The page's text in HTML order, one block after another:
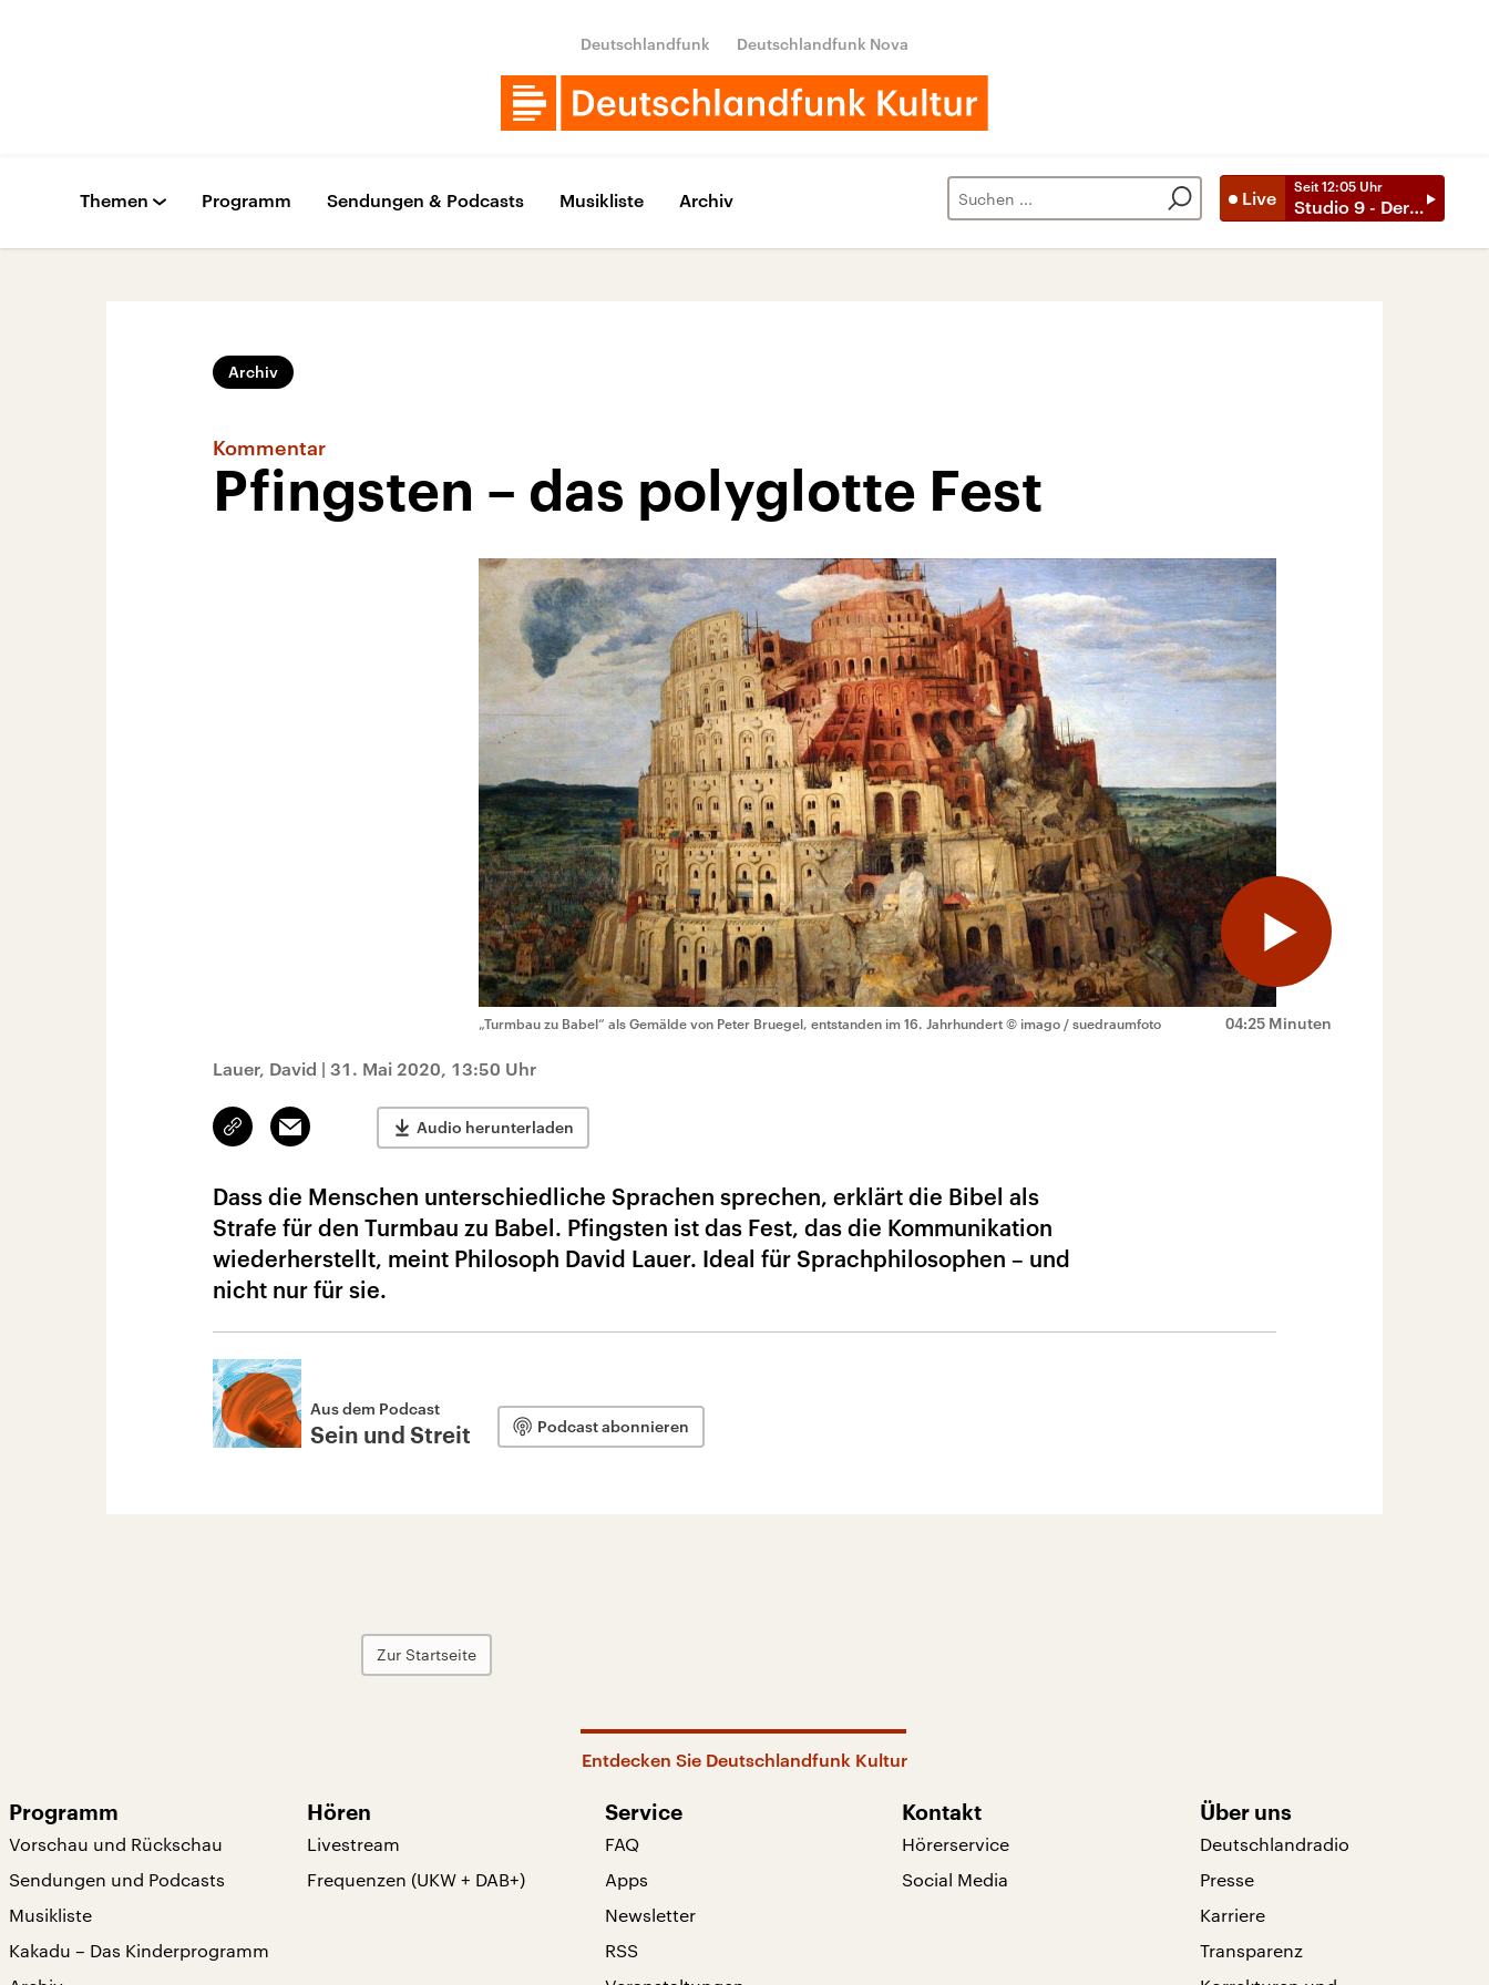
Deutschlandfunk Deutschlandfunk Nova
Live
Seit 12:05 Uhr
Studio 9 - Der Tag mit
Themen Programm Sendungen & Podcasts Musikliste Archiv
Archiv
Kommentar
Pfingsten – das polyglotte Fest
04:25 Minuten
„Turmbau zu Babel“ als Gemälde von Peter Bruegel, entstanden im 16. Jahrhundert © imago / suedraumfoto
Lauer, David | 31. Mai 2020, 13:50 Uhr
Link
kopieren/teilen
Email Audio herunterladen
Dass die Menschen unterschiedliche Sprachen sprechen, erklärt die Bibel als
Strafe für den Turmbau zu Babel. Pfingsten ist das Fest, das die Kommunikation
wiederherstellt, meint Philosoph David Lauer. Ideal für Sprachphilosophen – und
nicht nur für sie.
Aus dem Podcast
Sein und Streit Podcast abonnieren
Zur Startseite
Entdecken Sie Deutschlandfunk Kultur
Programm
Vorschau und Rückschau
Sendungen und Podcasts
Musikliste
Kakadu – Das Kinderprogramm
Hören
Livestream
Frequenzen (UKW + DAB+)
Service
FAQ
Apps
Newsletter
RSS
Kontakt
Hörerservice
Social Media
Über uns
Deutschlandradio
Presse
Karriere
Transparenz